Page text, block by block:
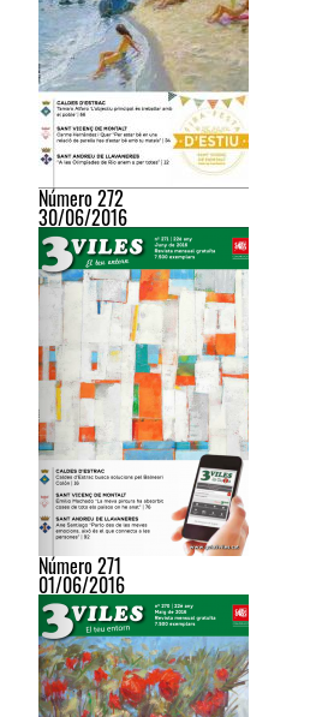
Número 272
30/06/2016
Número 271
01/06/2016